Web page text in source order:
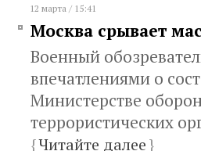
12 марта / 15:41
Москва срывает
Военный
впечатлениями о
Министерстве
террористических
{Читайте далее}